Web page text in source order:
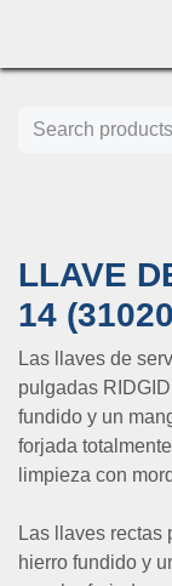
LLAVE
14
Las llaves de
pulgadas
fundido y un
forjada
limpieza con
Las llaves rectas
hierro fundido y